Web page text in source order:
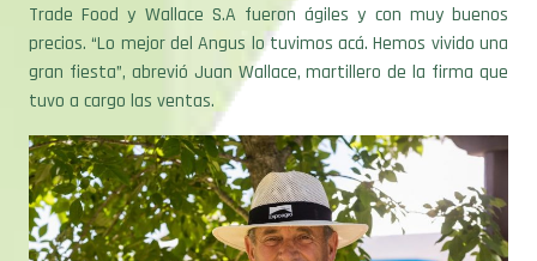
Trade Food y Wallace S.A fueron ágiles y con muy buenos
precios. “Lo mejor del Angus lo tuvimos acá. Hemos vivido una
gran fiesta”, abrevió Juan Wallace, martillero de la firma que
tuvo a cargo las ventas.